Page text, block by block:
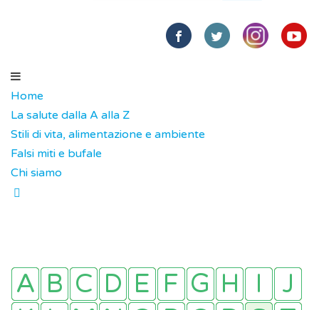
Home
La salute dalla A alla Z
Stili di vita, alimentazione e ambiente
Falsi miti e bufale
Chi siamo